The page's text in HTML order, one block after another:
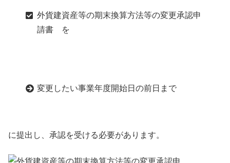
外貨建資産等の期末換算方法等の変更承認申
請書 を
変更したい事業年度開始日の前日まで
に提出し、承認を受ける必要があります。